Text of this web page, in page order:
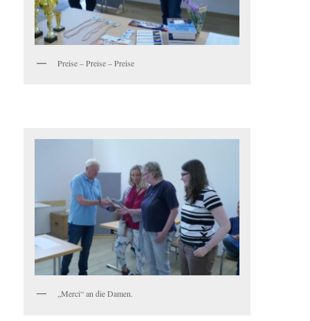
Preise – Preise – Preise
„Merci“ an die Damen.